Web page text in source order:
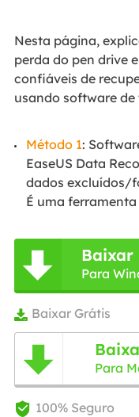
Nesta página,
perda do pen drive
confiáveis de
usando software de
Método 1:
EaseUS Data
dados excluídos/
É uma
 Baixar
Para
 Baixar Grátis
 Para
 100% Seguro